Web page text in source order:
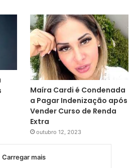
Maíra Cardi é Condenada
a Pagar Indenização após
Vender Curso de Renda
Extra
outubro 12, 2023
Carregar mais